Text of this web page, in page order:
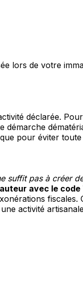
lors de votre
déclarée.
pour éviter
suffit pas à créer
avec le code
fiscales.
activité